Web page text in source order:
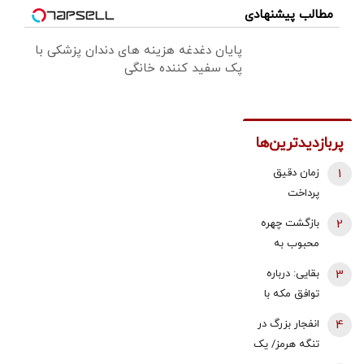
مطالب پیشنهادی
پایان دغدغه هزینه های دندان پزشکی با
پک سفید کننده خانگی
پربازدیدترین‌ها
زمان دقیق
پرداخت
معوقات
بازنشستگان
اعلام شد
1
بازگشت چهره
محبوب به
2
بقایی: درباره
توافق مکه با
ایران صحبت
شده بود | تبادل
3
انفجار بزرگ در
تنگه هرمز/ یک
4